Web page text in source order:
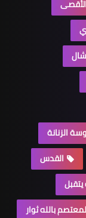
الأقصى
الزنانة
القدس
يتقبل
بالله ثوار